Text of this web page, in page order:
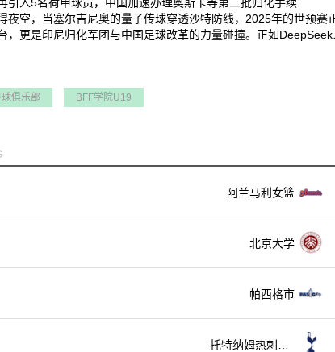
夜空，当塞尔吉尼奥的量子传球穿透沙特防线，2025年的世预
，更是印尼归化军团与中国足球改革的力量碰撞。正如
俱乐部 BFF学院U19
阿兰马利女篮
北京大学
帕西格市
托特纳姆热刺U1